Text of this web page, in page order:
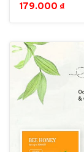
179.000 ₫